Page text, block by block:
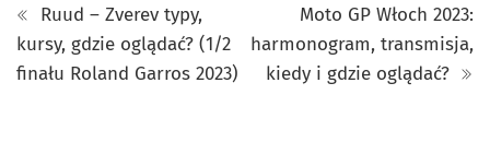
Ruud – Zverev typy,
kursy, gdzie oglądać? (1/2
finału Roland Garros 2023)
Moto GP Włoch 2023:
harmonogram, transmisja,
kiedy i gdzie oglądać?